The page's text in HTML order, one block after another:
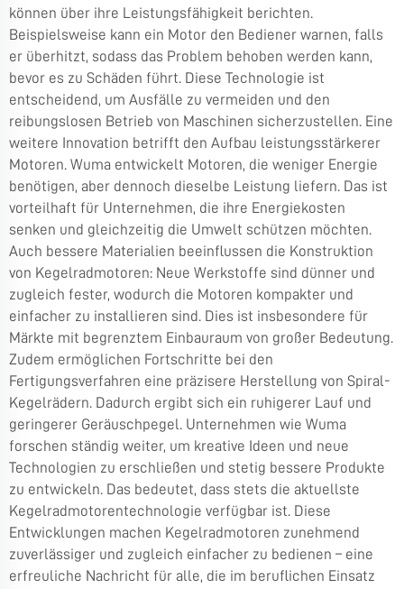
können über ihre Leistungsfähigkeit berichten.
Beispielsweise kann ein Motor den Bediener warnen, falls
er überhitzt, sodass das Problem behoben werden kann,
bevor es zu Schäden führt. Diese Technologie ist
entscheidend, um Ausfälle zu vermeiden und den
reibungslosen Betrieb von Maschinen sicherzustellen. Eine
weitere Innovation betrifft den Aufbau leistungsstärkerer
Motoren. Wuma entwickelt Motoren, die weniger Energie
benötigen, aber dennoch dieselbe Leistung liefern. Das ist
vorteilhaft für Unternehmen, die ihre Energiekosten
senken und gleichzeitig die Umwelt schützen möchten.
Auch bessere Materialien beeinflussen die Konstruktion
von Kegelradmotoren: Neue Werkstoffe sind dünner und
zugleich fester, wodurch die Motoren kompakter und
einfacher zu installieren sind. Dies ist insbesondere für
Märkte mit begrenztem Einbauraum von großer Bedeutung.
Zudem ermöglichen Fortschritte bei den
Fertigungsverfahren eine präzisere Herstellung von Spiral-
Kegelrädern. Dadurch ergibt sich ein ruhigerer Lauf und
geringerer Geräuschpegel. Unternehmen wie Wuma
forschen ständig weiter, um kreative Ideen und neue
Technologien zu erschließen und stetig bessere Produkte
zu entwickeln. Das bedeutet, dass stets die aktuellste
Kegelradmotorentechnologie verfügbar ist. Diese
Entwicklungen machen Kegelradmotoren zunehmend
zuverlässiger und zugleich einfacher zu bedienen – eine
erfreuliche Nachricht für alle, die im beruflichen Einsatz